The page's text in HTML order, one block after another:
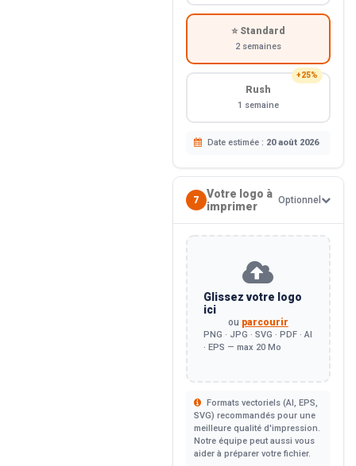
⭐ Standard
2 semaines
+25%
Rush
1 semaine
Date estimée : 20 août 2026
7
Votre logo à
imprimer
Optionnel
Glissez votre logo
ici
ou parcourir
PNG · JPG · SVG · PDF · AI
· EPS — max 20 Mo
Formats vectoriels (AI, EPS,
SVG) recommandés pour une
meilleure qualité d'impression.
Notre équipe peut aussi vous
aider à préparer votre fichier.